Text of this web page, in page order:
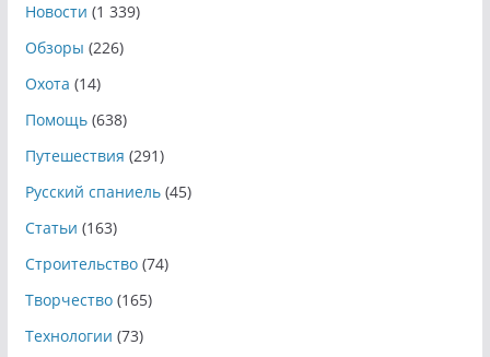
Новости (1 339)
Обзоры (226)
Охота (14)
Помощь(638)
Путешествия (291)
Русский спаниель(45)
Статьи (163)
Строительство(74)
Творчество(165)
Технологии (73)